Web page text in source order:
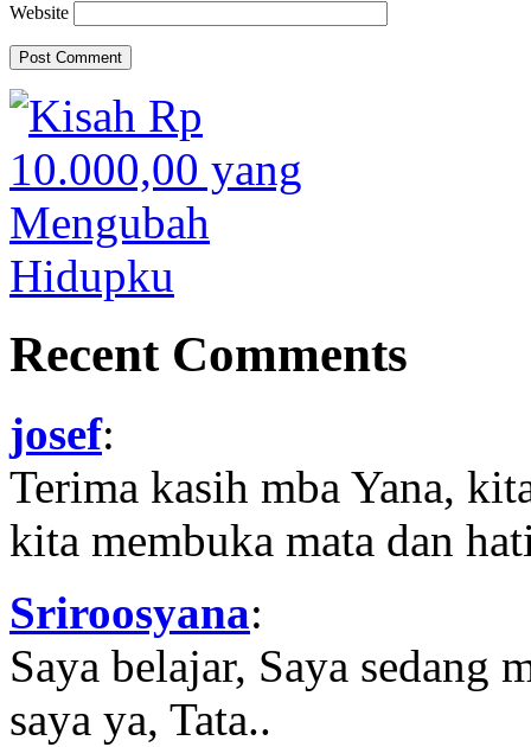
Website
Recent Comments
josef:
Terima kasih mba Yana,
kita membuka mata dan
Sriroosyana:
Saya belajar, Saya sedang
saya ya, Tata..